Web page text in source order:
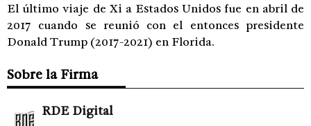
El último viaje de Xi a Estados Unidos fue en abril de
2017 cuando se reunió con el entonces presidente
Donald Trump (2017-2021) en Florida.
Sobre la Firma
RDE Digital